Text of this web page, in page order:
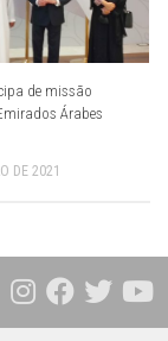
de missão
Árabes
DE 2021